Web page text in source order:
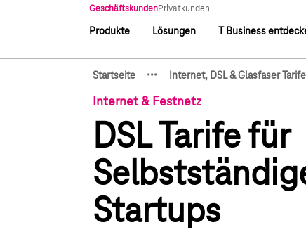
GeschäftskundenPrivatkunden
Hauptnavigation
Produkte Lösungen T Business
Startseite
Zeige verborgene
··· Internet, DSL & Glasfaser Tarife
Internet & Festnetz
DSL Tarife für
Startups